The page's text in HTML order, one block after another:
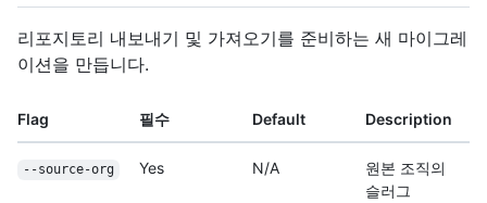
리포지토리 내보내기 및 가져오기를 준비하는 새 마이그레
이션을 만듭니다.
Flag 필수 Default Description
--source-org Yes N/A
원본 조직의
슬러그